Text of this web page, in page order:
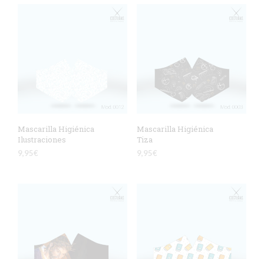
Mascarilla Higiénica
Ilustraciones
9,95€
Mascarilla Higiénica
Tiza
9,95€